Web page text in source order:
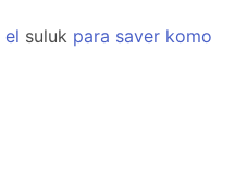
el suluk para saver komo